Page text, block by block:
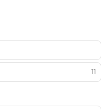
11